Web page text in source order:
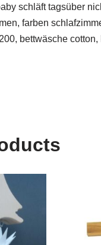
schläft tagsüber
farben
bettwäsche